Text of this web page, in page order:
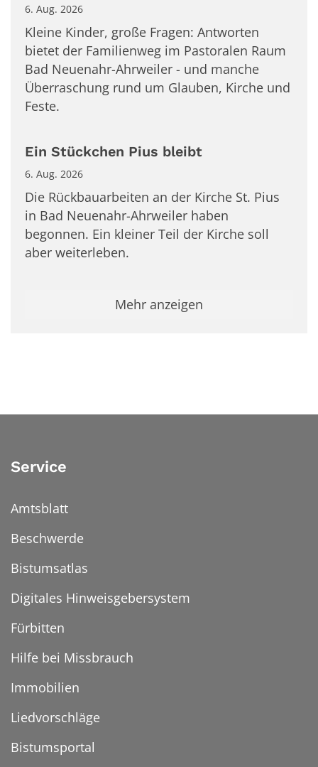
6. Aug. 2026
Kleine Kinder, große Fragen: Antworten
bietet der Familienweg im Pastoralen Raum
Bad Neuenahr-Ahrweiler - und manche
Überraschung rund um Glauben, Kirche und
Feste.
Ein Stückchen Pius bleibt
6. Aug. 2026
Die Rückbauarbeiten an der Kirche St. Pius
in Bad Neuenahr-Ahrweiler haben
begonnen. Ein kleiner Teil der Kirche soll
aber weiterleben.
Mehr anzeigen
Service
Amtsblatt
Beschwerde
Bistumsatlas
Digitales Hinweisgebersystem
Fürbitten
Hilfe bei Missbrauch
Immobilien
Liedvorschläge
Bistumsportal